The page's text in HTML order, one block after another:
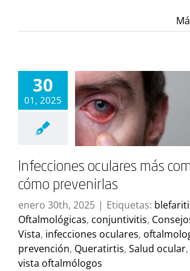
30
01, 2025
Infecciones oculares más
cómo prevenirlas
enero 30th, 2025 | Etiquetas:
Oftalmológicas, conjuntivitis,
Vista, infecciones oculares,
prevención, Queratirtis, Salud ocular,
vista oftalmólogos